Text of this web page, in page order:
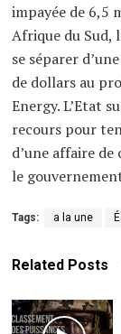
impayée de 6,5
Afrique du Sud,
se séparer
de dollars au
Energy. L’Etat
recours pour
d’une affaire
le
Tags: a la une
RelatedPosts